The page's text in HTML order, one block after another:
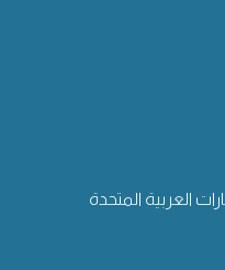
العربية المتحدة